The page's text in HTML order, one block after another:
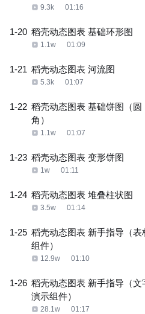
9.3k 01:16
1-20 稻壳动态图表 基础环形图
1.1w 01:09
1-21 稻壳动态图表 河流图
5.3k 01:07
1-22 稻壳动态图表 基础饼图（圆
角）
1.1w 01:07
1-23 稻壳动态图表 变形饼图
1w 01:11
1-24 稻壳动态图表 堆叠柱状图
3.5w 01:14
1-25 稻壳动态图表 新手指导（表
组件）
12.9w 01:10
1-26 稻壳动态图表 新手指导（文
演示组件）
28.1w 01:17